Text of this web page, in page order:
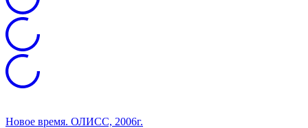
Новое время. ОЛИСС, 2006г.